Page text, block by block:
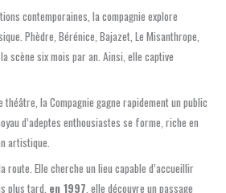
contemporaines, la compagnie explore
Phèdre, Bérénice, Bajazet, Le Misanthrope,
scène six mois par an. Ainsi, elle captive
la Compagnie gagne rapidement un public
d’adeptes enthousiastes se forme, riche en
artistique.
route. Elle cherche un lieu capable d’accueillir
plus tard, en 1997 , elle découvre un passage